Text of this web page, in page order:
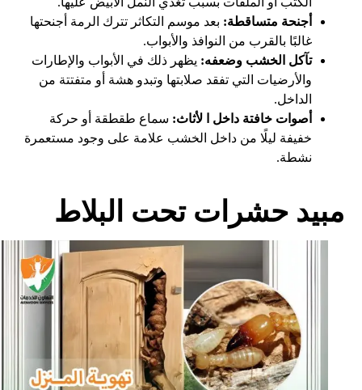
أجنحة متساقطة: بعد موسم التكاثر تترك الرمة أجنحتها
غالبًا بالقرب من النوافذ والأبواب.
تآكل الخشب وضعفه: يظهر ذلك في الأبواب والإطارات
والأرضيات التي تفقد صلابتها وتبدو هشة أو متفتتة من
الداخل.
أصوات خافتة داخل ا لأثاث: سماع طقطقة أو حركة
خفيفة ليلًا من داخل الخشب علامة على وجود مستعمرة
نشطة.
مبيد حشرات تحت البلاط